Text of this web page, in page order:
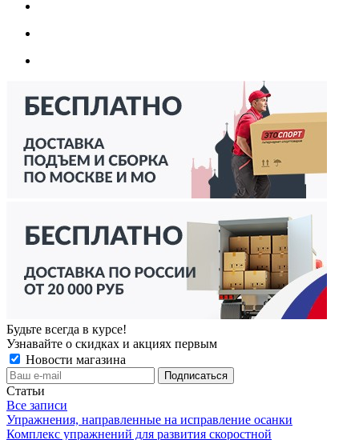
Будьте всегда в курсе!
Узнавайте о скидках и акциях первым
Новости магазина
Статьи
Все записи
Упражнения, направленные на исправление осанки
Комплекс упражнений для развития скоростной